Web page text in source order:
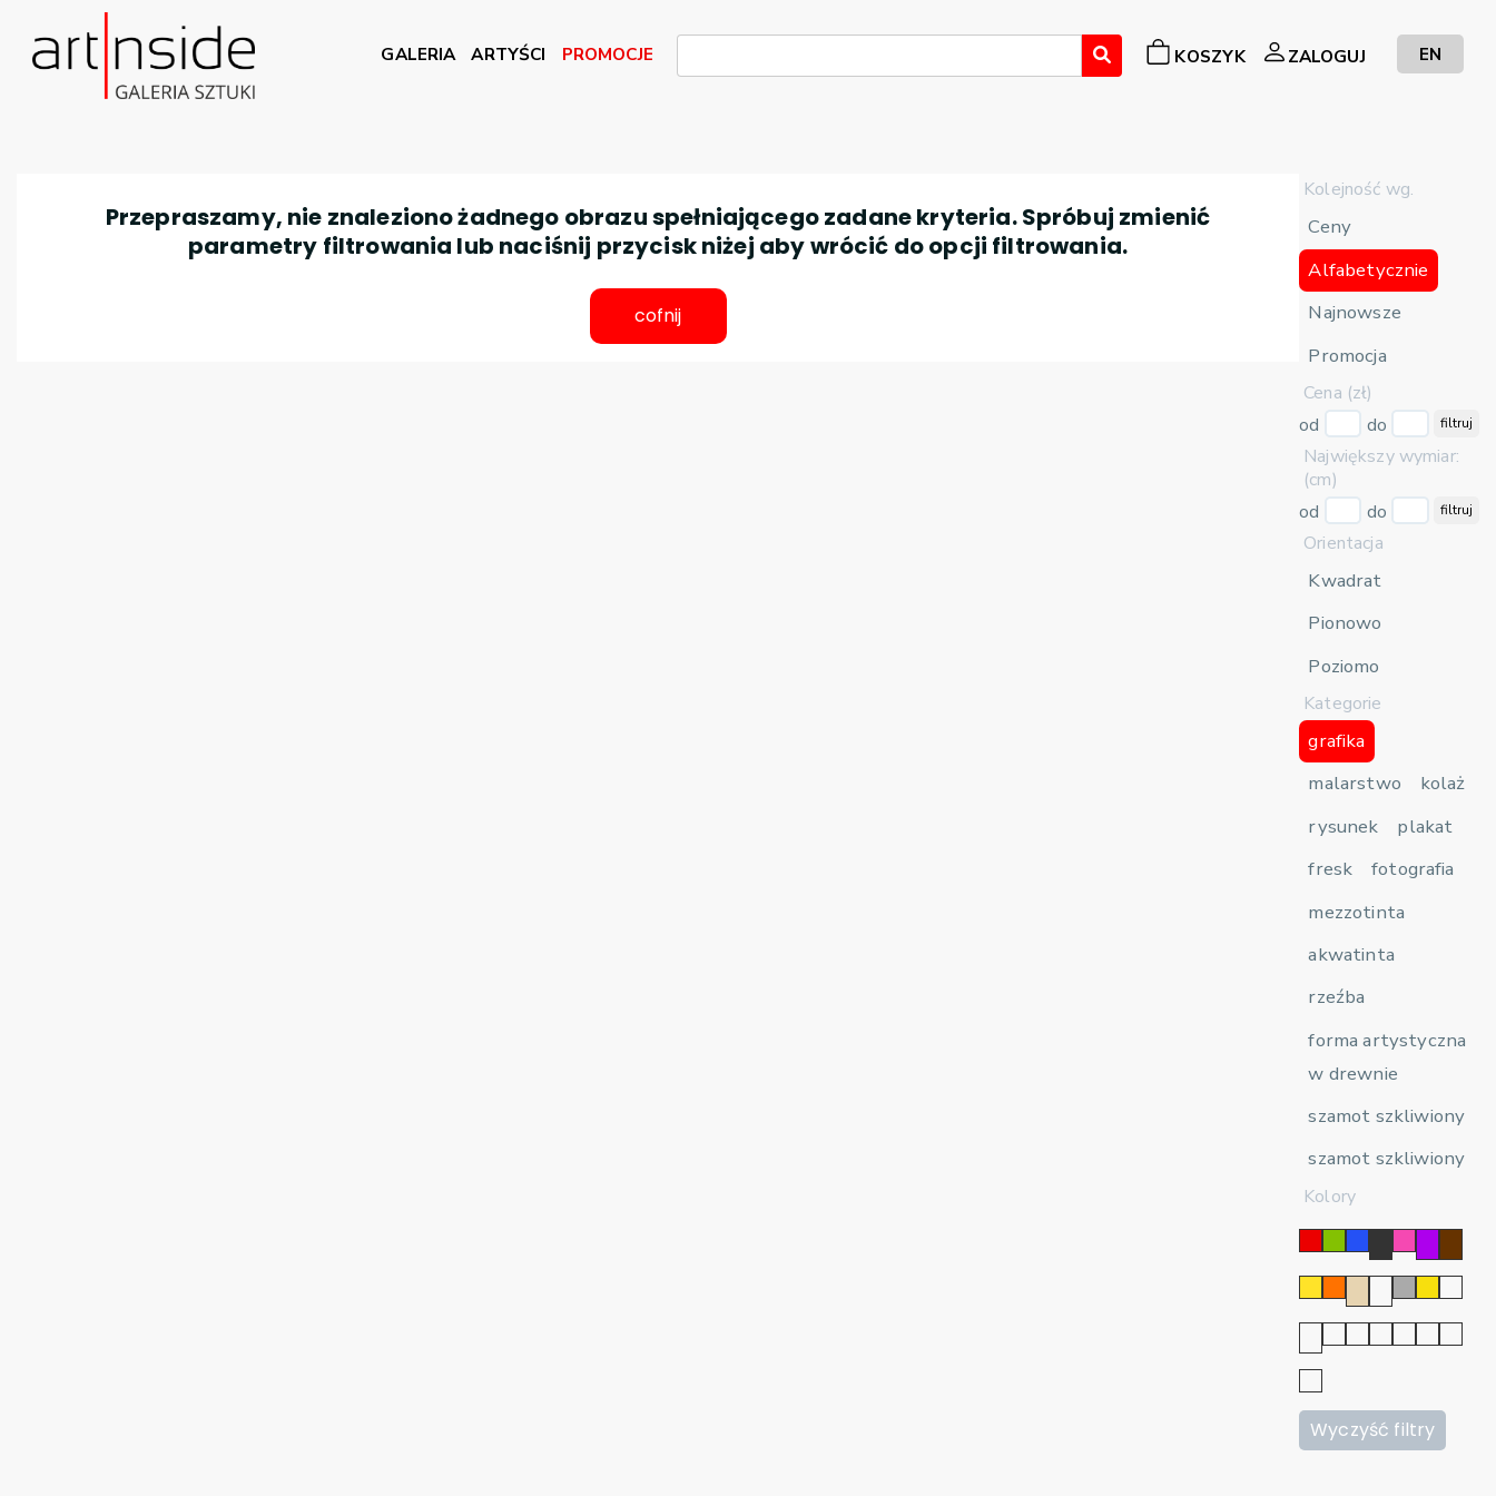
GALERIA ARTYŚCI PROMOCJE KOSZYK ZALOGUJ EN
Kolejność wg.
Ceny
Alfabetycznie
Najnowsze
Promocja
Cena (zł)
od
do filtruj
Największy wymiar:
(cm)
od
do filtruj
Orientacja
Kwadrat
Pionowo
Poziomo
Kategorie
grafika
malarstwo
kolaż
rysunek
plakat
fresk
fotografia
mezzotinta
akwatinta
rzeźba
forma artystyczna
w drewnie
szamot szkliwiony
szamot szkliwiony
Kolory
Wyczyść filtry
Przepraszamy, nie znaleziono żadnego obrazu spełniającego zadane kryteria. Spróbuj zmienić
parametry filtrowania lub naciśnij przycisk niżej aby wrócić do opcji filtrowania.
cofnij